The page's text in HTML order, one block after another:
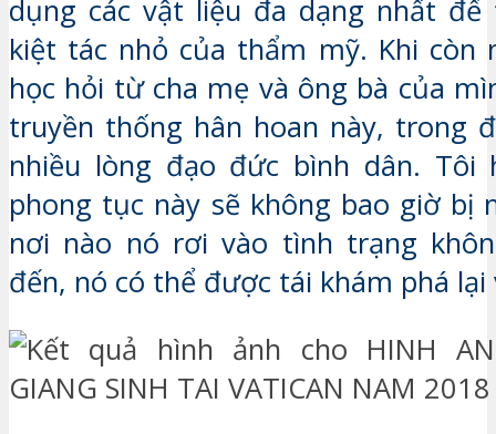
dụng các vật liệu đa dạng nhất
kiệt tác nhỏ của thẩm mỹ. Khi còn
học hỏi từ cha mẹ và ông bà của
truyền thống hân hoan này, trong
nhiều lòng đạo đức bình dân. Tôi
phong tục này sẽ không bao giờ bị
nơi nào nó rơi vào tình trạng
đến, nó có thể được tái khám phá lại